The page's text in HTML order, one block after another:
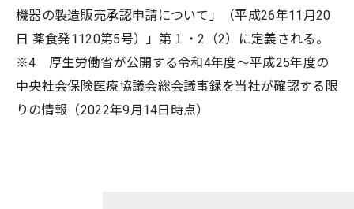
機器の製造販売承認申請について」（平成26年11月20
日 薬食発1120第5号）」第１・2（2）に定義される。
※4 厚生労働省が公開する令和4年度～平成25年度の
中央社会保険医療協議会総会議事録を当社が確認する限
りの情報（2022年9月14日時点）